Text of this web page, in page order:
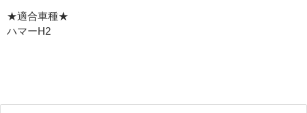
★適合車種★
ハマーH2